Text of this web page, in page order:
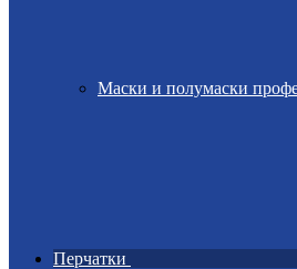
Маски и полумаски
Перчатки